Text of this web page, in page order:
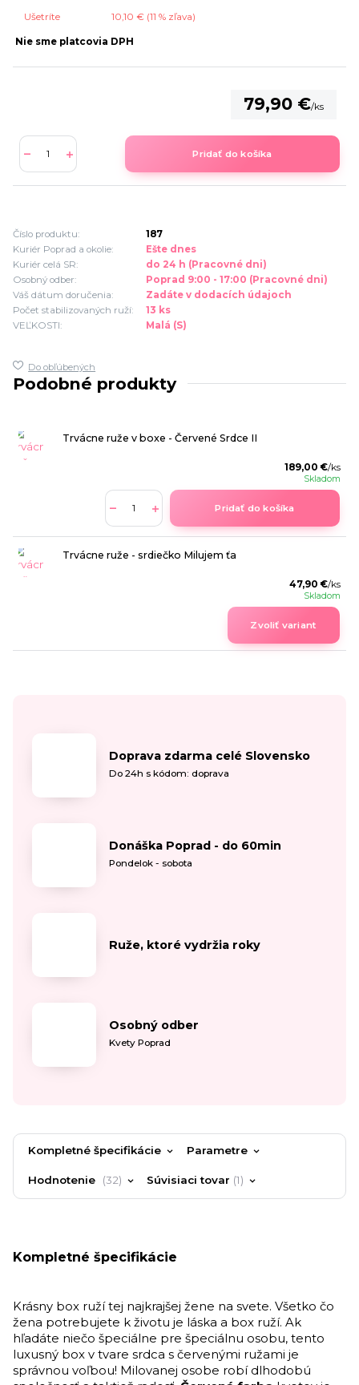
Ušetríte 10,10 € (11 % zľava)
Nie sme platcovia DPH
79,90 €/ks
Pridať do košíka
Číslo produktu:
187
Kuriér Poprad a okolie:
Ešte dnes
Kuriér celá SR:
do 24 h (Pracovné dni)
Osobný odber:
Poprad 9:00 - 17:00 (Pracovné dni)
Váš dátum doručenia:
Zadáte v dodacích údajoch
Počet stabilizovaných ruží:
13 ks
VEĽKOSTI:
Malá (S)
Do obľúbených
Podobné produkty
Trvácne ruže v boxe - Červené Srdce II
189,00 €/ks
Skladom
Pridať do košíka
Trvácne ruže - srdiečko Milujem ťa
47,90 €/ks
Skladom
Zvoliť variant
Doprava zdarma celé Slovensko
Do 24h s kódom: doprava
Donáška Poprad - do 60min
Pondelok - sobota
Ruže, ktoré vydržia roky
Osobný odber
Kvety Poprad
Kompletné špecifikácie Parametre
Hodnotenie 32 Súvisiaci tovar 1
Kompletné špecifikácie
Krásny box ruží tej najkrajšej žene na svete. Všetko čo
žena potrebujete k životu je láska a box ruží. Ak
hľadáte niečo špeciálne pre špeciálnu osobu, tento
luxusný box v tvare srdca s červenými ružami je
správnou voľbou! Milovanej osobe robí dlhodobú